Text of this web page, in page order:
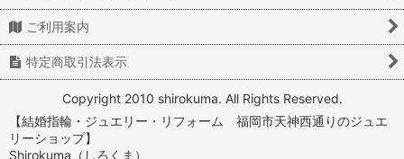
ご利用案内
特定商取引法表示
Copyright 2010 shirokuma. All Rights Reserved.
【結婚指輪・ジュエリー・リフォーム 福岡市天神西通りのジュエ
リーショップ】
Shirokuma（しろくま）